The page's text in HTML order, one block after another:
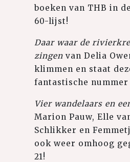
boeken van THB in
60-lijst!
Daar waar de
zingenvan Delia
klimmen en staat
fantastische nummer
Vier wandelaars en
Marion Pauw, Elle
Schlikker en
ook weer omhoog
21!